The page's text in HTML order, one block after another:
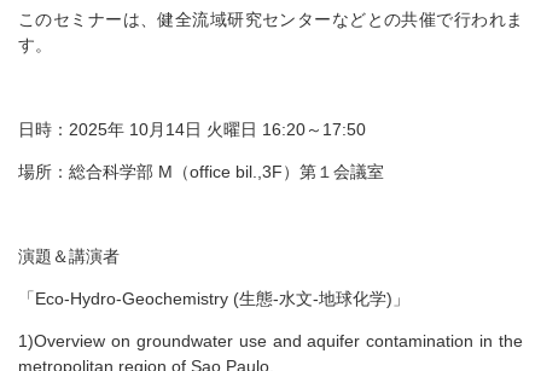
このセミナーは、健全流域研究センターなどとの共催で行われま
す。
日時： 2025年 10月14日 火曜日 16:20～ 17:50
場所：総合科学部 M（office bil.,3F）第１会議室
演題＆講演者
「Eco-Hydro-Geochemistry (生態-水文-地球化学)」
1)Overview on groundwater use and aquifer contamination in the
metropolitan region of Sao Paulo,